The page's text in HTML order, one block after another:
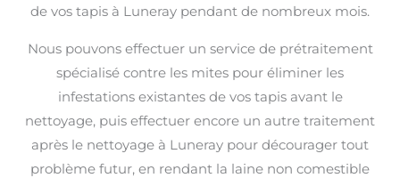
de vos tapis à Luneray pendant de nombreux mois.
Nous pouvons effectuer un service de prétraitement
spécialisé contre les mites pour éliminer les
infestations existantes de vos tapis avant le
nettoyage, puis effectuer encore un autre traitement
après le nettoyage à Luneray pour décourager tout
problème futur, en rendant la laine non comestible